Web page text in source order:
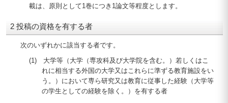
載は、原則として1巻につき1論文等程度とします。
2 投稿の資格を有する者
次のいずれかに該当する者です。
(1) 大学等（大学（専攻科及び大学院を含む。）若しくはこ
れに相当する外国の大学又はこれらに準ずる教育施設をい
う。）において専ら研究又は教育に従事した経験（大学等
の学生としての経験を除く。）を有する者